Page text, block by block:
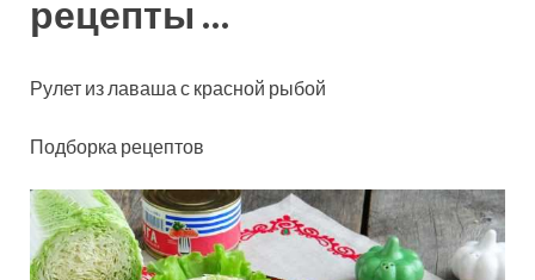
рецепты …
Рулет из лаваша с красной рыбой
Подборка рецептов